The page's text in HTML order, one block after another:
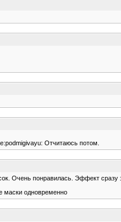
Отчитаюсь потом.
Очень понравилась. Эффект
маски одновременно